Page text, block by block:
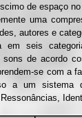
de espaço
uma
autores e
em seis
sons de acordo
se com a
a um sistema